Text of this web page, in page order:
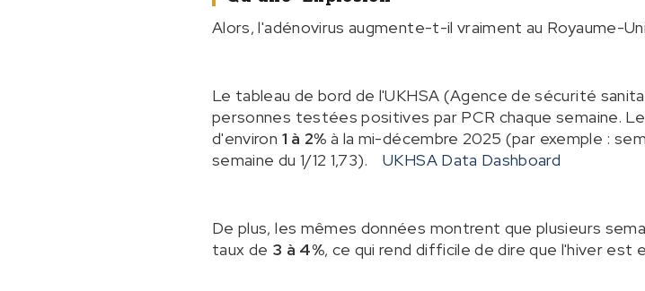
Alors, l'adénovirus augmente-t-il vraiment au Royaume-
Le tableau de bord de l'UKHSA (Agence de sécurité
personnes testées positives par PCR chaque semaine.
d'environ 1 à 2% à la mi-décembre 2025 (par exemple :
semaine du 1/12 1,73).
UKHSA Data Dashboard
De plus, les mêmes données montrent que plusieurs
taux de 3 à 4%, ce qui rend difficile de dire que l'hiver est